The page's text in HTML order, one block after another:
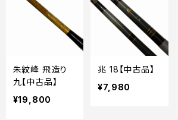
朱紋峰 飛造り
九【中古品】
¥19,800
兆 18【中古品】
¥7,980